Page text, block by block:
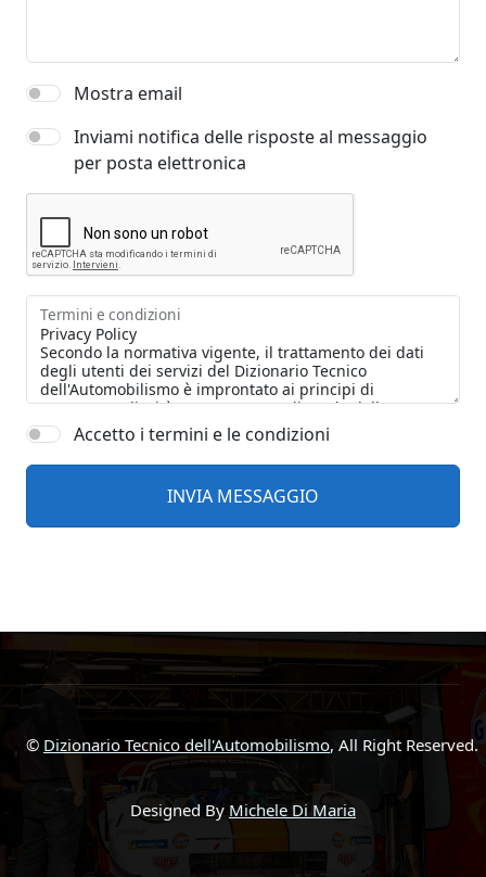
Mostra email
Inviami notifica delle risposte al messaggio
per posta elettronica
Termini e condizioni
Accetto i termini e le condizioni
© Dizionario Tecnico dell'Automobilismo, All Right Reserved.
Designed By Michele Di Maria